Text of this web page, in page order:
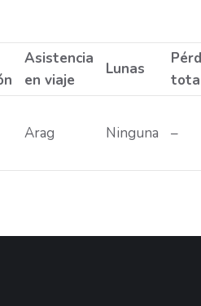
Asistencia
en viaje
Lunas
Arag Ninguna –